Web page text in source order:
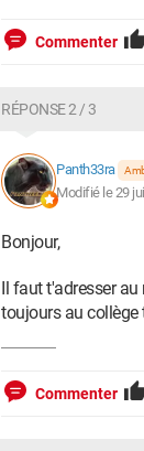
Commenter
RÉPONSE 2 / 3
Panth33ra
Modifié le 29
Bonjour,
Il faut t'adresser
toujours au collège
Commenter